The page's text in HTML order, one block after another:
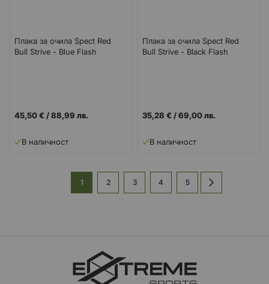
Плака за очила Spect Red
Bull Strive - Blue Flash
45,50 € /88,99 лв.
В наличност
Плака за очила Spect Red
Bull Strive - Black Flash
35,28 € /69,00 лв.
В наличност
В1 Страница
2 Страница
3 Страница
4 Страница
5